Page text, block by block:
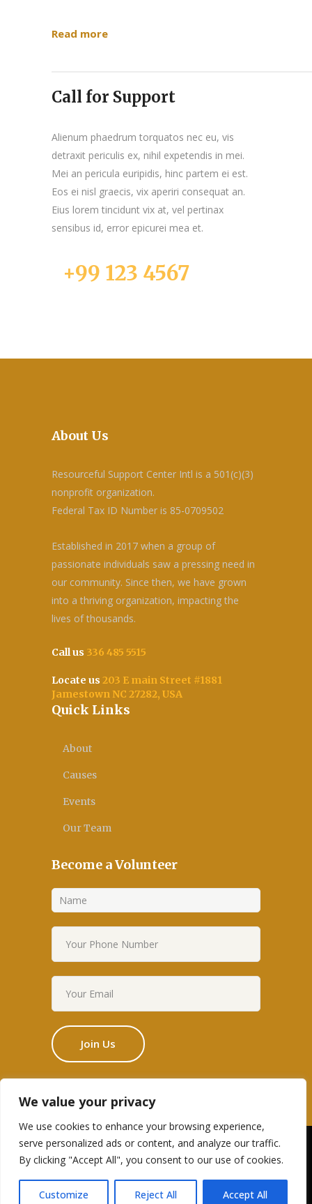
We value your privacy
We use cookies to enhance your browsing experience,
serve personalized ads or content, and analyze our traffic.
By clicking "Accept All", you consent to our use of cookies.
Customize Reject All Accept All
Read more
Call for Support
Alienum phaedrum torquatos nec eu, vis
detraxit periculis ex, nihil expetendis in mei.
Mei an pericula euripidis, hinc partem ei est.
Eos ei nisl graecis, vix aperiri consequat an.
Eius lorem tincidunt vix at, vel pertinax
sensibus id, error epicurei mea et.
+99 123 4567
About Us
Resourceful Support Center Intl is a 501(c)(3)
nonprofit organization.
Federal Tax ID Number is 85-0709502
Established in 2017 when a group of
passionate individuals saw a pressing need in
our community. Since then, we have grown
into a thriving organization, impacting the
lives of thousands.
Call us 336 485 5515
Locate us 203 E main Street #1881
Jamestown NC 27282, USA
Quick Links
About
Causes
Events
Our Team
Become a Volunteer
Designed by Edge Themes